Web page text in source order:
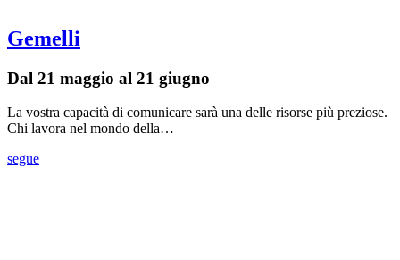
Gemelli
Dal 21 maggio al 21 giugno
La vostra capacità di comunicare sarà una delle risorse più preziose.
Chi lavora nel mondo della…
segue